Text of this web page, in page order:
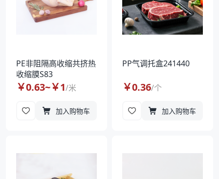
PE非阻隔高收缩共挤热
收缩膜S83
￥0.63~￥1/米
加入购物车
PP气调托盒241440
￥0.36/个
加入购物车